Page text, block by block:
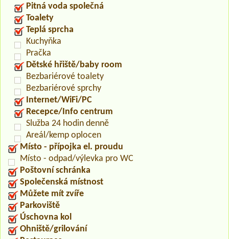
Pitná voda společná
Toalety
Teplá sprcha
Kuchyňka
Pračka
Dětské hřiště/baby room
Bezbariérové toalety
Bezbariérové sprchy
Internet/WiFi/PC
Recepce/Info centrum
Služba 24 hodin denně
Areál/kemp oplocen
Místo - přípojka el. proudu
Místo - odpad/výlevka pro WC
Poštovní schránka
Společenská místnost
Můžete mít zvíře
Parkoviště
Úschovna kol
Ohniště/grilování